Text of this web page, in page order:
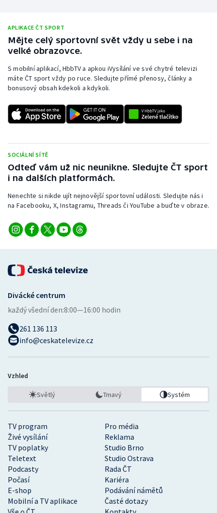
APLIKACE ČT SPORT
Mějte celý sportovní svět vždy u sebe i na
velké obrazovce.
S mobilní aplikací, HbbTV a apkou iVysílání ve své chytré televizi
máte ČT sport vždy po ruce. Sledujte přímé přenosy, články a
bonusový obsah kdekoli a kdykoli.
SOCIÁLNÍ SÍTĚ
Odteď vám už nic neunikne. Sledujte ČT sport
i na dalších platformách.
Nenechte si nikde ujít nejnovější sportovní události. Sledujte nás i
na Facebooku, X, Instagramu, Threads či YouTube a buďte v obraze.
TV program
Pro média
Živé vysílání
Reklama
TV poplatky
Studio Brno
Teletext
Studio Ostrava
Podcasty
Rada ČT
Počasí
Kariéra
E-shop
Podávání námětů
Mobilní a TV aplikace
Časté dotazy
Divácké centrum
každý všední den:8:00—16:00 hodin
261 136 113
info@ceskatelevize.cz
Vzhled
Světlý Tmavý Systém